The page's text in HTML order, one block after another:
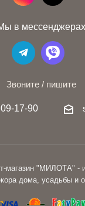
в мессенджерах
Звоните / пишите
17-90
магазин "МИЛОТА" -
дома, усадьбы и